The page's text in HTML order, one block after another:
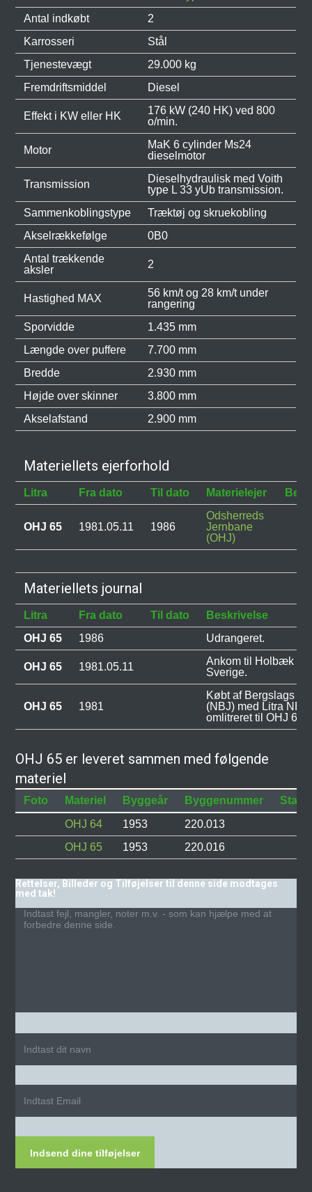
Antal indkøbt
2
Karrosseri
Stål
Tjenestevægt
29.000 kg
Fremdriftsmiddel
Diesel
Effekt i KW eller HK
176 kW (240 HK) ved 800
o/min.
Motor
MaK 6 cylinder Ms24
dieselmotor
Transmission
Dieselhydraulisk med Voith
type L 33 yUb transmission.
Sammenkoblingstype
Træktøj og skruekobling
Akselrækkefølge
0B0
Antal trækkende
aksler
2
Hastighed MAX
56 km/t og 28 km/t under
rangering
Sporvidde
1.435 mm
Længde over puffere
7.700 mm
Bredde
2.930 mm
Højde over skinner
3.800 mm
Akselafstand
2.900 mm
Materiellets ejerforhold
Litra Fra dato Til dato Materielejer
OHJ 65 1981.05.11 1986
Odsherreds
Jernbane
(OHJ)
Materiellets journal
Litra Fra dato Til dato
Beskrivelse
OHJ 65
1986 Udrangeret.
OHJ 65 1981.05.11
Ankom til Holbæk fra
Sverige.
OHJ 65 1981
Købt af Bergslags
(NBJ) med Litra NBJ
omlitreret til OHJ 65.
OHJ 65 er leveret sammen med følgende
materiel
Foto Materiel Byggeår Byggenummer
OHJ 64
1953
220.013
OHJ 65
1953 220.016
Rettelser, Billeder og Tilføjelser til denne side modtages
med tak!
Indsend dine tilføjelser